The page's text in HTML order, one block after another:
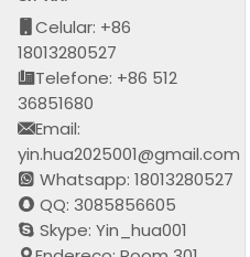
Celular: +86
18013280527
Telefone: +86 512
36851680
Email:
yin.hua2025001@gmail.com
Whatsapp: 18013280527
QQ: 3085856605
Skype: Yin_hua001